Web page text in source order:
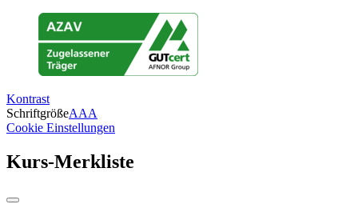
Kontrast
SchriftgrößeAAA
Cookie Einstellungen
Kurs-Merkliste